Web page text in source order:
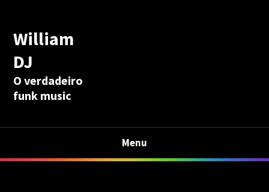
William
DJ
O verdadeiro
funk music
Menu